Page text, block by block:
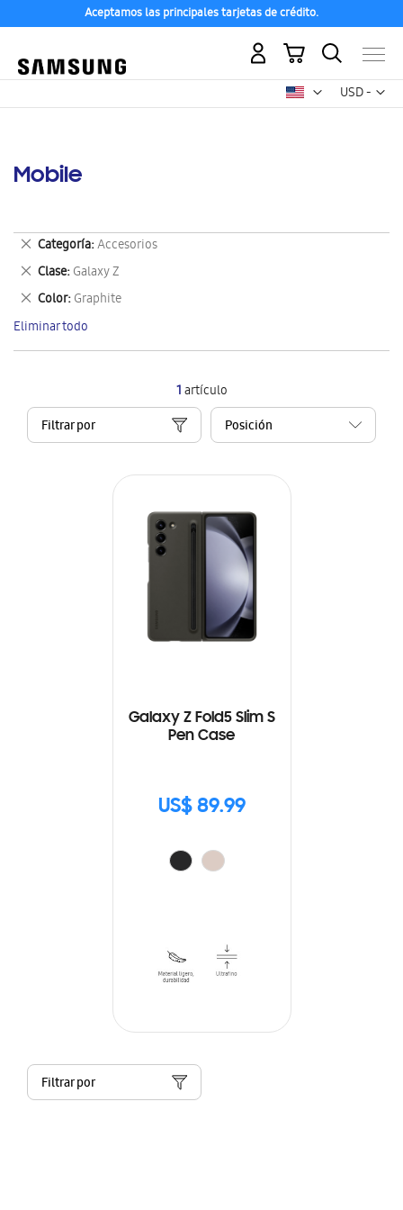
Aceptamos las principales tarjetas de crédito.
USD -
dólar
Mi carrito
Mobile
1artículo
Filtrar por
Galaxy Z Fold5 Slim S
Pen Case
US$ 89.99
Filtrar por
Categoría Accesorios
Eliminar
este
artículo
Clase Galaxy Z
Eliminar
este
artículo
Color Graphite
Eliminar
este
artículo
Eliminar todo